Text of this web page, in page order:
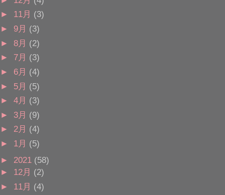
► 11月 (3)
► 9月 (3)
► 8月 (2)
► 7月 (3)
► 6月 (4)
► 5月 (5)
► 4月 (3)
► 3月 (9)
► 2月 (4)
► 1月 (5)
► 2021 (58)
► 12月 (2)
► 11月 (4)